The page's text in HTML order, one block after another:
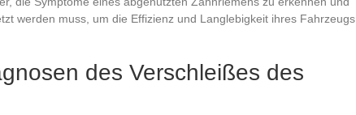
werden muss, um die Effizienz und Langlebigkeit ihres Fahrzeugs
des Verschleißes des